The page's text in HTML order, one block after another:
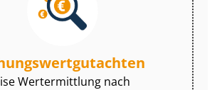
Wertermittlung nach